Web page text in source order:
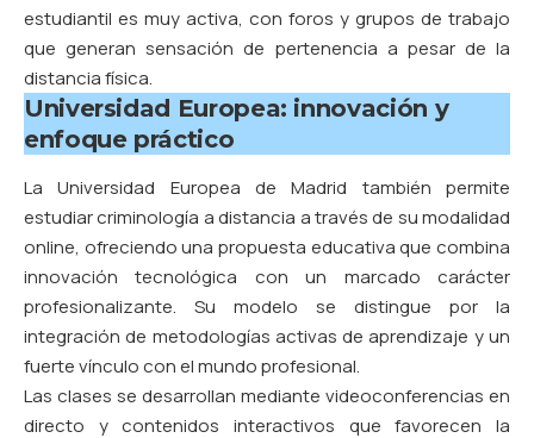
estudiantil es muy activa, con foros y grupos de trabajo
que generan sensación de pertenencia a pesar de la
distancia física.
Universidad Europea: innovación y
enfoque práctico
La Universidad Europea de Madrid también permite
estudiar criminología a distancia a través de su modalidad
online, ofreciendo una propuesta educativa que combina
innovación tecnológica con un marcado carácter
profesionalizante. Su modelo se distingue por la
integración de metodologías activas de aprendizaje y un
fuerte vínculo con el mundo profesional.
Las clases se desarrollan mediante videoconferencias en
directo y contenidos interactivos que favorecen la